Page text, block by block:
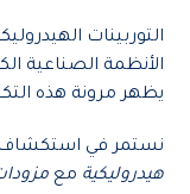
التوربينات
الأنظمة الصناعية
يظهر مرونة هذه
نستمر في استكشاف
هيدروليكية مع